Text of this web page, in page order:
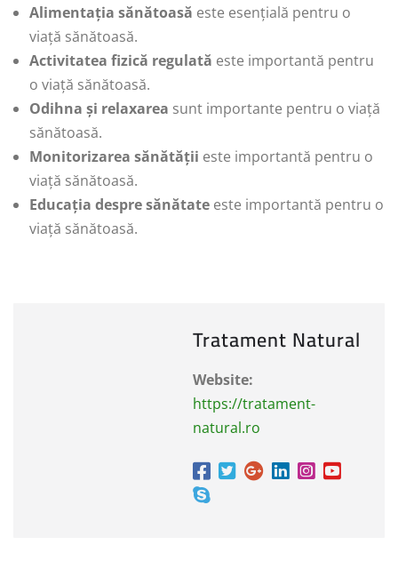
Alimentația sănătoasă este esențială pentru o
viață sănătoasă.
Activitatea fizică regulată este importantă pentru
o viață sănătoasă.
Odihna și relaxarea sunt importante pentru o viață
sănătoasă.
Monitorizarea sănătății este importantă pentru o
viață sănătoasă.
Educația despre sănătate este importantă pentru o
viață sănătoasă.
Tratament Natural
Website:
https://tratament-
natural.ro